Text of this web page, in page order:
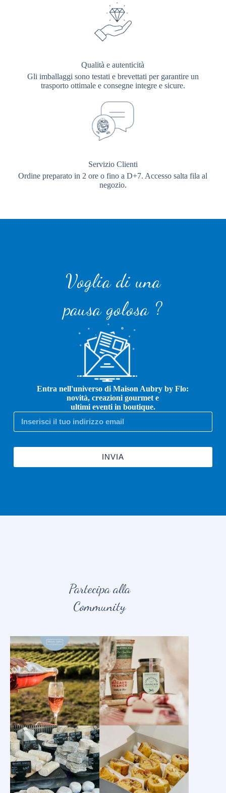
Qualità e autenticità
Gli imballaggi sono testati e brevettati per garantire un
trasporto ottimale e consegne integre e sicure.
Servizio Clienti
Ordine preparato in 2 ore o fino a D+7. Accesso salta fila al
negozio.
Voglia di una
pausa golosa ?
Entra nell'universo di Maison Aubry by Flo:
novità, creazioni gourmet e
ultimi eventi in boutique.
INVIA
Partecipa alla
Community